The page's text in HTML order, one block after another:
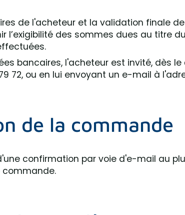
de l'acheteur et la validation finale
l’exigibilité des sommes dues au titre
bancaires, l'acheteur est invité, dès
72, ou en lui envoyant un e-mail à
de la commande
confirmation par voie d'e-mail au
commande.